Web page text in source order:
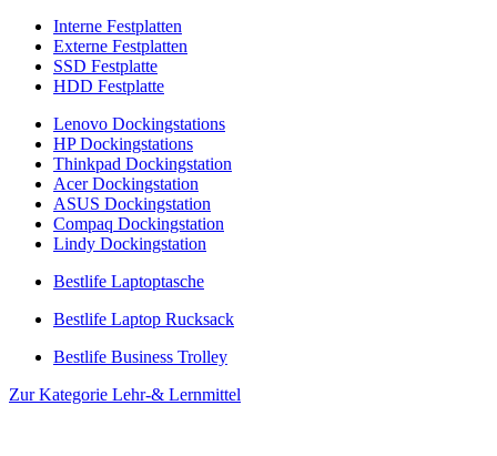
Interne Festplatten
Externe Festplatten
SSD Festplatte
HDD Festplatte
Lenovo Dockingstations
HP Dockingstations
Thinkpad Dockingstation
Acer Dockingstation
ASUS Dockingstation
Compaq Dockingstation
Lindy Dockingstation
Bestlife Laptoptasche
Bestlife Laptop Rucksack
Bestlife Business Trolley
Zur Kategorie Lehr-& Lernmittel